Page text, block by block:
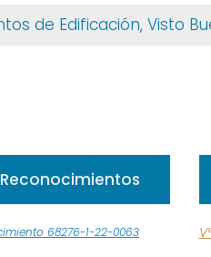
de Edificación, Visto
Reconocimientos
68276-1-22-0063